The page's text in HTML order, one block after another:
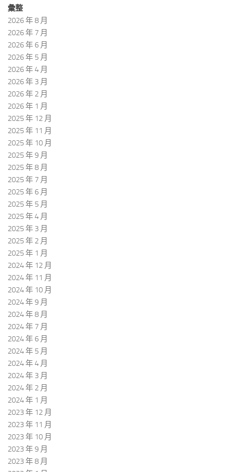
彙整
2026 年 8 月
2026 年 7 月
2026 年 6 月
2026 年 5 月
2026 年 4 月
2026 年 3 月
2026 年 2 月
2026 年 1 月
2025 年 12 月
2025 年 11 月
2025 年 10 月
2025 年 9 月
2025 年 8 月
2025 年 7 月
2025 年 6 月
2025 年 5 月
2025 年 4 月
2025 年 3 月
2025 年 2 月
2025 年 1 月
2024 年 12 月
2024 年 11 月
2024 年 10 月
2024 年 9 月
2024 年 8 月
2024 年 7 月
2024 年 6 月
2024 年 5 月
2024 年 4 月
2024 年 3 月
2024 年 2 月
2024 年 1 月
2023 年 12 月
2023 年 11 月
2023 年 10 月
2023 年 9 月
2023 年 8 月